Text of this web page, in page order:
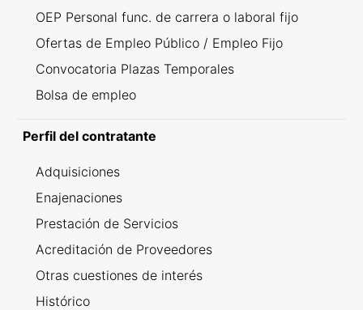
OEP Personal func. de carrera o laboral fijo
Ofertas de Empleo Público / Empleo Fijo
Convocatoria Plazas Temporales
Bolsa de empleo
Perfil del contratante
Adquisiciones
Enajenaciones
Prestación de Servicios
Acreditación de Proveedores
Otras cuestiones de interés
Histórico